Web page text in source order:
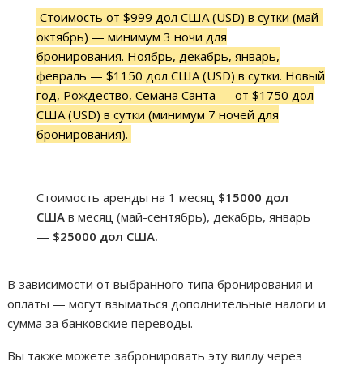
Стоимость от $999 дол США (USD) в сутки (май-
октябрь) — минимум 3 ночи для
бронирования. Ноябрь, декабрь, январь,
февраль — $1150 дол США (USD) в сутки. Новый
год, Рождество, Семана Санта — от $1750 дол
США (USD) в сутки (минимум 7 ночей для
бронирования).
Стоимость аренды на 1 месяц $15000 дол
СШАв месяц (май-сентябрь), декабрь, январь
— $25000 дол США.
В зависимости от выбранного типа бронирования и
оплаты — могут взыматься дополнительные налоги и
сумма за банковские переводы.
Вы также можете забронировать эту виллу через